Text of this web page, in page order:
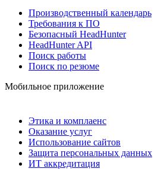
Производственный календарь
Требования к ПО
Безопасный HeadHunter
HeadHunter API
Поиск работы
Поиск по резюме
Мобильное приложение
Этика и комплаенс
Оказание услуг
Использование сайтов
Защита персональных данных
ИТ аккредитация